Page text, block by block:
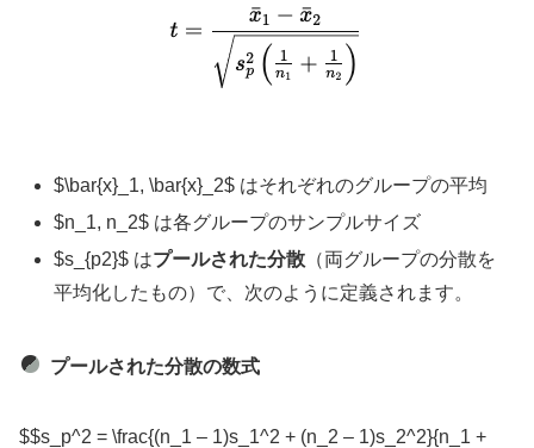
$\bar{x}_1, \bar{x}_2​$ はそれぞれのグループの平均
$n_1, n_2$ は各グループのサンプルサイズ
$s_{p2}$ はプールされた分散 （両グループの分散を
平均化したもの）で、次のように定義されます。
プールされた分散の数式
$$s_p^2 = \frac{(n_1 – 1)s_1^2 + (n_2 – 1)s_2^2}{n_1 +